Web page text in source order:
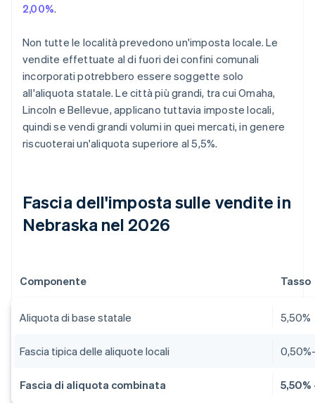
2,00%.
Non tutte le località prevedono un'imposta locale. Le
vendite effettuate al di fuori dei confini comunali
incorporati potrebbero essere soggette solo
all'aliquota statale. Le città più grandi, tra cui Omaha,
Lincoln e Bellevue, applicano tuttavia imposte locali,
quindi se vendi grandi volumi in quei mercati, in genere
riscuoterai un'aliquota superiore al 5,5%.
Fascia dell'imposta sulle vendite in
Nebraska nel 2026
Componente Tasso
Aliquota di base statale 5,50%
Fascia tipica delle aliquote locali
Fascia di aliquota combinata 5,50%